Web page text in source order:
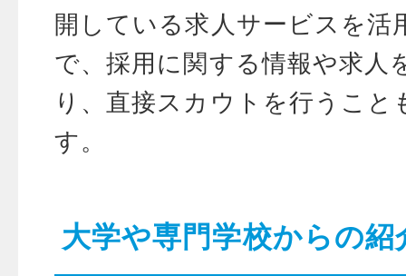
開している求人サービスを活
で、採用に関する情報や求人
り、直接スカウトを行うこと
す。
大学や専門学校からの紹